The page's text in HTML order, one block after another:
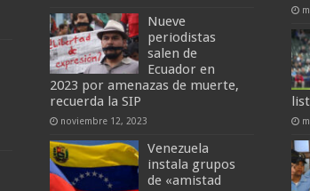
Nueve
periodistas
salen de
Ecuador en
2023 por amenazas de muerte,
recuerda la SIP
noviembre 12, 2023
Venezuela
instala grupos
de «amistad